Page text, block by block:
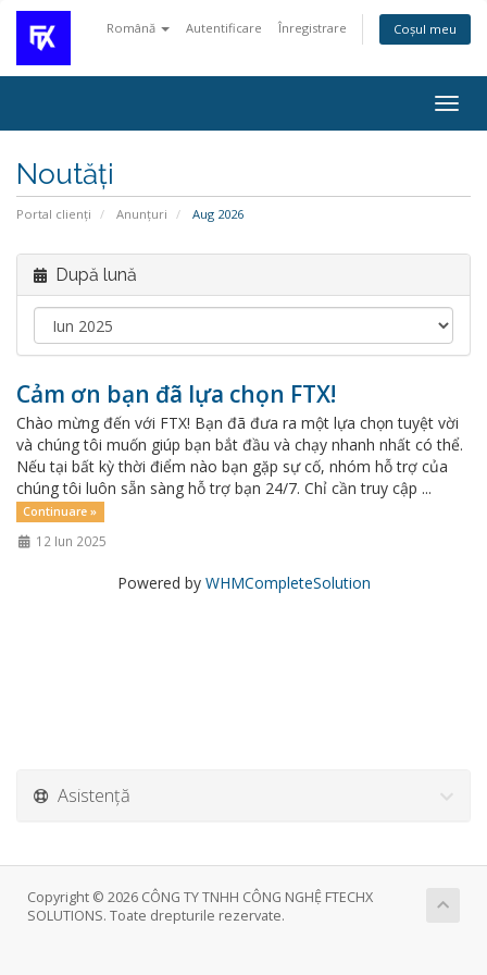
Română Autentificare Înregistrare Coșul meu
Noutăți
Portal clienți Anunțuri Aug 2026
După lună
Cảm ơn bạn đã lựa chọn FTX!
Chào mừng đến với FTX! Bạn đã đưa ra một lựa chọn tuyệt vời
và chúng tôi muốn giúp bạn bắt đầu và chạy nhanh nhất có thể.
Nếu tại bất kỳ thời điểm nào bạn gặp sự cố, nhóm hỗ trợ của
chúng tôi luôn sẵn sàng hỗ trợ bạn 24/7. Chỉ cần truy cập ...
Continuare »
12 Iun 2025
Powered by WHMCompleteSolution
Asistență
Copyright © 2026 CÔNG TY TNHH CÔNG NGHỆ FTECHX
SOLUTIONS. Toate drepturile rezervate.